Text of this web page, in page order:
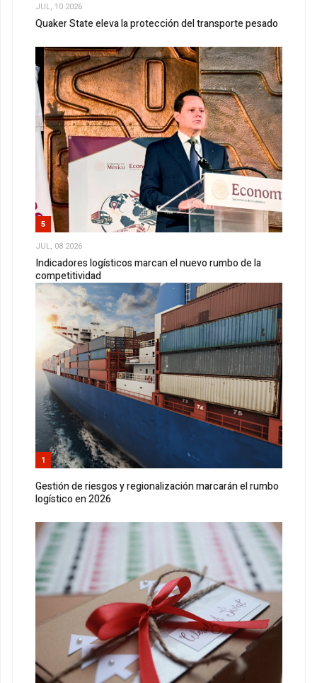
JUL, 10 2026
Quaker State eleva la protección del transporte pesado
5
JUL, 08 2026
Indicadores logísticos marcan el nuevo rumbo de la
competitividad
1
Gestión de riesgos y regionalización marcarán el rumbo
logístico en 2026